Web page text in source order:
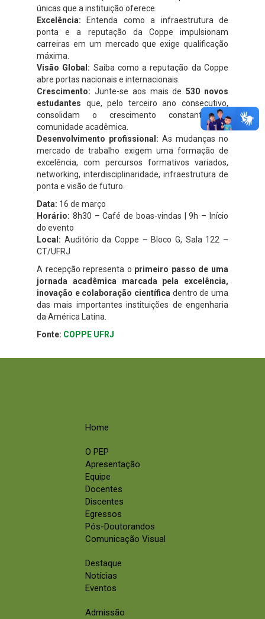
únicas que a instituição oferece.
Excelência: Entenda como a infraestrutura de
ponta e a reputação da Coppe impulsionam
carreiras em um mercado que exige qualificação
máxima.
Visão Global: Saiba como a reputação da Coppe
abre portas nacionais e internacionais.
Crescimento: Junte-se aos mais de530 novos
estudantes que, pelo terceiro ano consecutivo,
consolidam o crescimento constante da
comunidade acadêmica.
Desenvolvimento profissional: As mudanças no
mercado de trabalho exigem uma formação de
excelência, com percursos formativos variados,
networking, interdisciplinaridade, infraestrutura de
ponta e visão de futuro.
Data: 16 de março
Horário: 8h30 – Café de boas-vindas | 9h – Início
do evento
Local: Auditório da Coppe – Bloco G, Sala 122 –
CT/UFRJ
A recepção representa o primeiro passo de uma
jornada acadêmica marcada pela excelência,
inovação e colaboração científica dentro de uma
das mais importantes instituições de engenharia
da América Latina.
Fonte: COPPE UFRJ
Home
O PEP
Apresentação
Equipe
Docentes
Discentes
Egressos
Pós-Doutorandos
Comunicação Visual
Destaque
Notícias
Eventos
Admissão